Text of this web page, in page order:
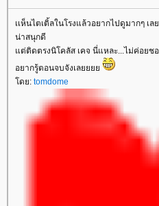
เเห็นไตเติ้ลในโรงแล้วอยากไปดูมากๆ เล
น่าสนุกดี
ต่ติดตรงนิโคลัส เคจ นี่แหละ...ไม่ค่อยชอ
อยากรู้ตอนจบจังเล
ดย: tomdome